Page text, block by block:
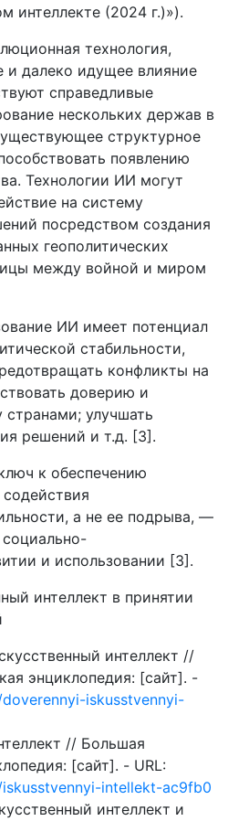
интеллекте (2024 г.)»).
технология,
и далеко идущее влияние
справедливые
нескольких держав в
структурное
появлению
Технологии ИИ могут
на систему
посредством создания
геополитических
между войной и миром
ИИ имеет потенциал
стабильности,
конфликты на
доверию и
улучшать
решений и т.д. [3].
к обеспечению
а не ее подрыва, —
и использовании [3].
интеллект в принятии
интеллект //
энциклопедия: [сайт]. -
iskusstvennyi-
// Большая
[сайт]. - URL:
intellekt-ac9fb0
интеллект и